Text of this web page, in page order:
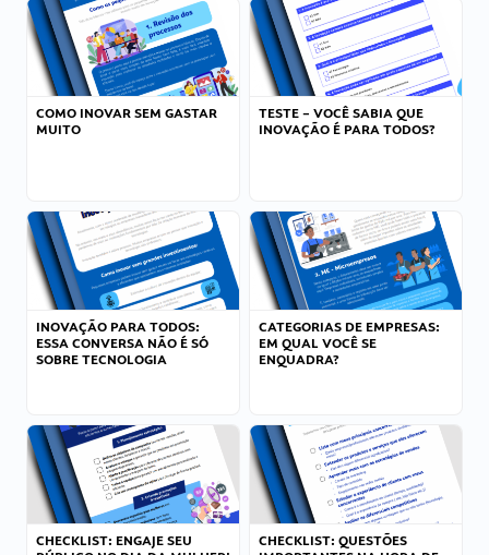
COMO INOVAR SEM GASTAR
MUITO
TESTE – VOCÊ SABIA QUE
INOVAÇÃO É PARA TODOS?
INOVAÇÃO PARA TODOS:
ESSA CONVERSA NÃO É SÓ
SOBRE TECNOLOGIA
CATEGORIAS DE EMPRESAS:
EM QUAL VOCÊ SE
ENQUADRA?
CHECKLIST: ENGAJE SEU
CHECKLIST: QUESTÕES